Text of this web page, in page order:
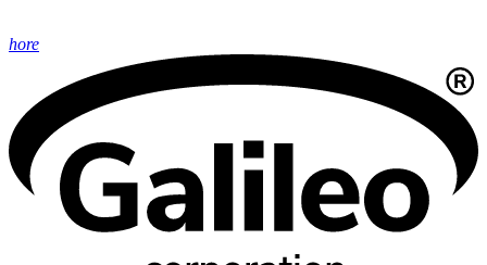
hore